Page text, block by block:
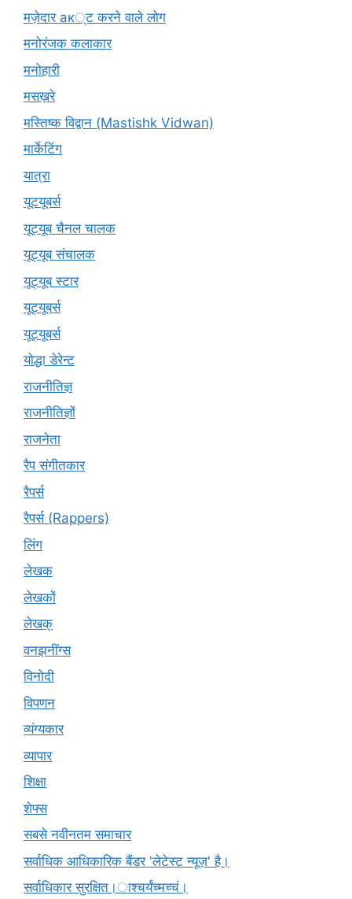
मज़ेदार ак्ट करने वाले लोग
मनोरंजक कलाकार
मनोहारी
मसख़रे
मस्तिष्क विद्वान (Mastishk Vidwan)
मार्केटिंग
यात्रा
यूटयूबर्स
यूट्यूब चैनल चालक
यूट्यूब संचालक
यूट्यूब स्टार
यूट्यूबर्स
यूट्‍यूबर्स
योद्धा डेरेन्ट
राजनीतिज्ञ
राजनीतिज्ञों
राजनेता
रैप संगीतकार
रैपर्स
रैपर्स (Rappers)
लिंग
लेखक
लेखकों
लेखक्
वनझनींग्स
विनोदी
विपणन
व्यंग्यकार
व्यापार
शिक्षा
शेफ्स
सबसे नवीनतम समाचार
सर्वाधिक आधिकारिक बैंडर 'लेटेस्ट न्यूज़' है।
सर्वाधिकार सुरक्षित।ाश्चर्यंच्मच्चं।